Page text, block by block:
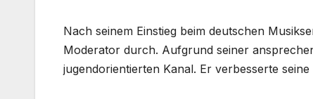
Nach seinem Einstieg beim deutschen
Moderator durch. Aufgrund seiner
jugendorientierten Kanal. Er verbesserte